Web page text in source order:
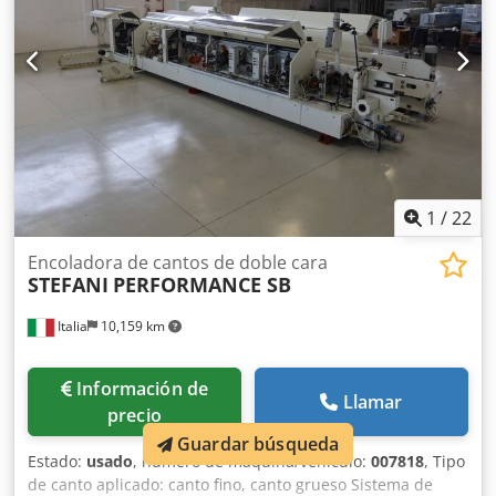
1 /22
Italia 10,159 km
Encoladora de cantos de doble cara
STEFANI PERFORMANCE SB
Información de
precio
Llamar
Estado: usado, número de máquina/vehículo: 007818, Tipo
de canto aplicado: canto fino, canto grueso Sistema de
Guardar búsqueda